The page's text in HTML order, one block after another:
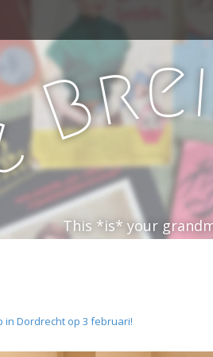
Brei
This *is* your
in Dordrecht op 3 februari!